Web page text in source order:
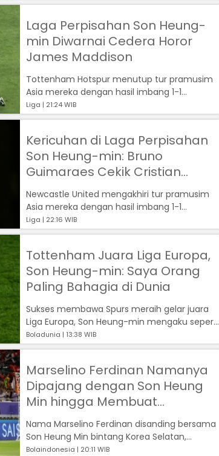
Laga Perpisahan Son Heung-
min Diwarnai Cedera Horor
James Maddison
Tottenham Hotspur menutup tur pramusim
Asia mereka dengan hasil imbang 1-1
melawan Newcastle United di Seoul World
Cup S...
Liga | 21:24 WIB
Kericuhan di Laga Perpisahan
Son Heung-min: Bruno
Guimaraes Cekik Cristian
Romero
Newcastle United mengakhiri tur pramusim
Asia mereka dengan hasil imbang 1-1
melawan Tottenham Hotspur di Seoul World
Cu...
Liga | 22:16 WIB
Tottenham Juara Liga Europa,
Son Heung-min: Saya Orang
Paling Bahagia di Dunia
Sukses membawa Spurs meraih gelar juara
Liga Europa, Son Heung-min mengaku seperti
orang paling bahagia di dunia....
Boladunia | 13:38 WIB
Marselino Ferdinan Namanya
Dipajang dengan Son Heung
Min hingga Membuat
Pemantau Bakat Terkesima
Nama Marselino Ferdinan disanding bersama
Son Heung Min bintang Korea Selatan,
bahkan pemantau bakat luar negeri cukup t...
Bolaindonesia | 20:11 WIB